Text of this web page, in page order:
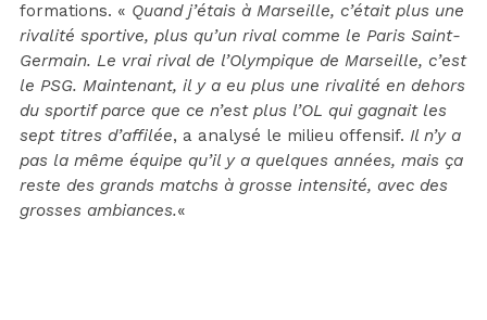
formations. « Quand j’étais à Marseille, c’était plus une
rivalité sportive, plus qu’un rival comme le Paris Saint-
Germain. Le vrai rival de l’Olympique de Marseille, c’est
le PSG. Maintenant, il y a eu plus une rivalité en dehors
du sportif parce que ce n’est plus l’OL qui gagnait les
sept titres d’affilée, a analysé le milieu offensif. Il n’y a
pas la même équipe qu’il y a quelques années, mais ça
reste des grands matchs à grosse intensité, avec des
grosses ambiances.«